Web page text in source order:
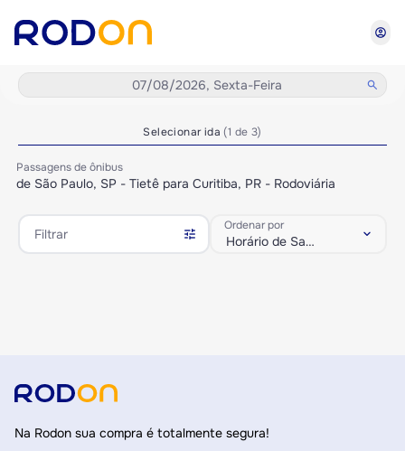
account_circle
07/08/2026, Sexta-Feira search
Selecionar ida(1 de 3)
Passagens de ônibus
de São Paulo, SP - Tietê para Curitiba, PR - Rodoviária
Filtrar tune Ordenar por
Horário de Saída keyboard_arrow_down
Na Rodon sua compra é totalmente segura!